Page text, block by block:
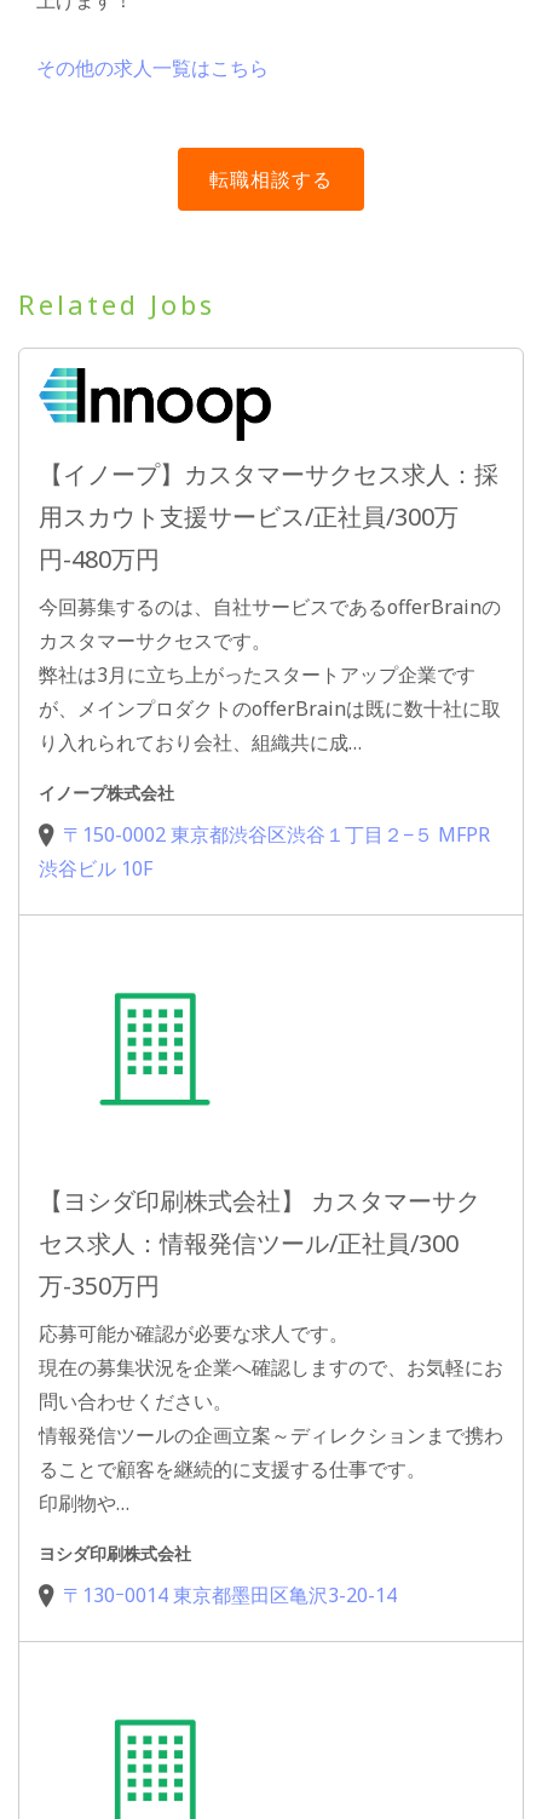
その他の求人一覧はこちら
Related Jobs
【イノープ】カスタマーサクセス求人：採
用スカウト支援サービス/正社員/300万
円-480万円
今回募集するのは、自社サービスであるofferBrainの
カスタマーサクセスです。
弊社は3月に立ち上がったスタートアップ企業です
が、メインプロダクトのofferBrainは既に数十社に取
り入れられており会社、組織共に成…
イノープ株式会社
〒150-0002 東京都渋谷区渋谷１丁目２−５ MFPR
渋谷ビル 10F
【ヨシダ印刷株式会社】 カスタマーサク
セス求人：情報発信ツール/正社員/300
万-350万円
応募可能か確認が必要な求人です。
現在の募集状況を企業へ確認しますので、お気軽にお
問い合わせください。
情報発信ツールの企画立案～ディレクションまで携わ
ることで顧客を継続的に支援する仕事です。
印刷物や…
ヨシダ印刷株式会社
〒130ｰ0014 東京都墨田区亀沢3-20-14